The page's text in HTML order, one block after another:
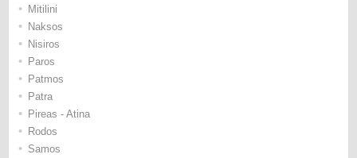
• Μitilini
• Νaksos
• Νisiros
• Paros
• Patmos
• Patra
• Pireas - Atina
• Rodos
• Samos